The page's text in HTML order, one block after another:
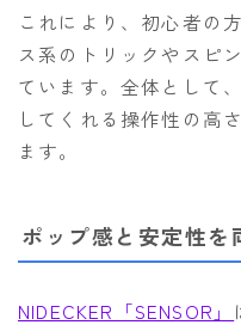
これにより、初心者の
ス系のトリックやスピ
ています。全体として
してくれる操作性の高
ます。
ポップ感と安定性を
NIDECKER「SENSOR」